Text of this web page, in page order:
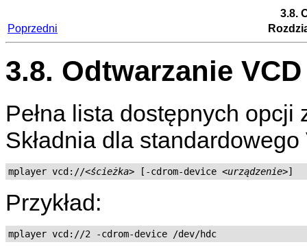
3.8.
Poprzedni
3.8. Odtwarzanie VCD
Pełna lista dostępnych
Składnia dla
mplayer vcd://<ścieżka> [-cdrom-device <urządzenie>]
Przykład:
mplayer vcd://2 -cdrom-device /dev/hdc